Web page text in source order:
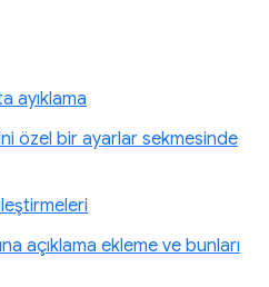
ayıklama
özel bir ayarlar sekmesinde
açıklama ekleme ve bunları